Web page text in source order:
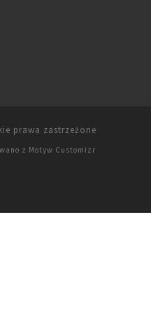
prawa zastrzeżone
z Motyw Customizr